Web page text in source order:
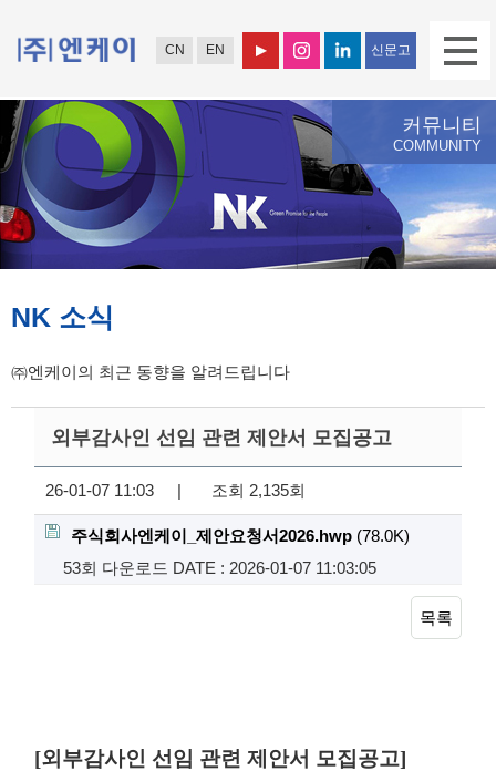
CN EN 신문고
커뮤니티
COMMUNITY
NK 소식
㈜엔케이의 최근 동향을 알려드립니다
외부감사인 선임 관련 제안서 모집공고
26-01-07 11:03 | 조회 2,135회
주식회사엔케이_제안요청서2026.hwp (78.0K)
53회 다운로드 DATE : 2026-01-07 11:03:05
목록
[외부감사인 선임 관련 제안서 모집공고]